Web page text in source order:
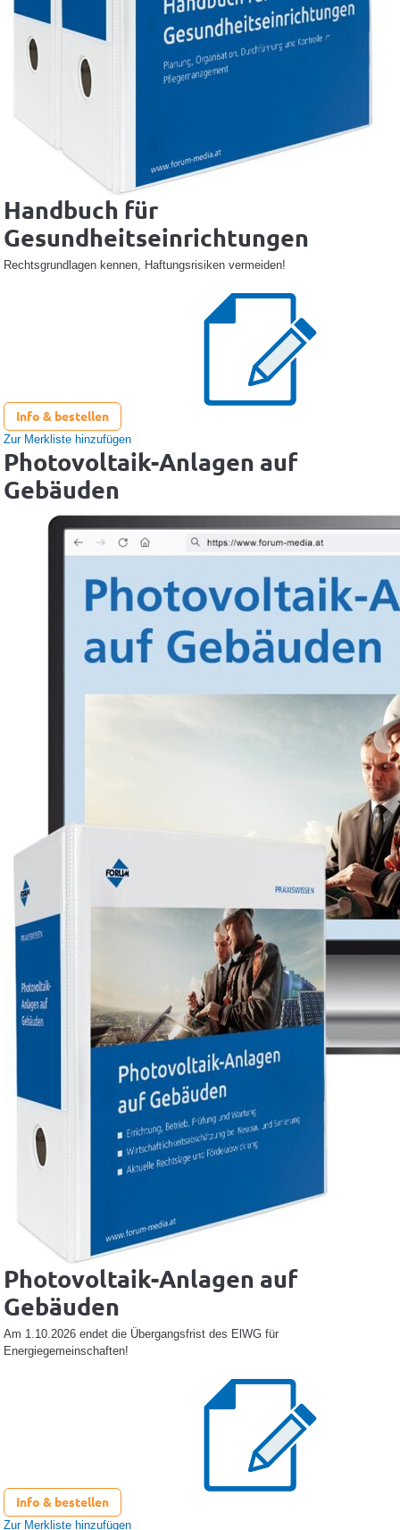
Handbuch für
Gesundheitseinrichtungen
Rechtsgrundlagen kennen, Haftungsrisiken vermeiden!
Info & bestellen
Zur Merkliste hinzufügen
Photovoltaik-Anlagen auf
Gebäuden
Photovoltaik-Anlagen auf
Gebäuden
Am 1.10.2026 endet die Übergangsfrist des ElWG für
Energiegemeinschaften!
Info & bestellen
Zur Merkliste hinzufügen